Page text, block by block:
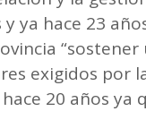
ya hace 23
exigidos por
20 años